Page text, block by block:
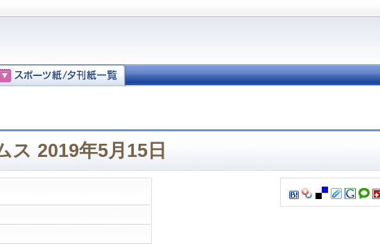
ス 2019年5月15日